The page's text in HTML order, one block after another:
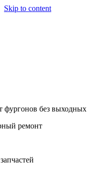
Skip to content
фургонов без выходных
ремонт